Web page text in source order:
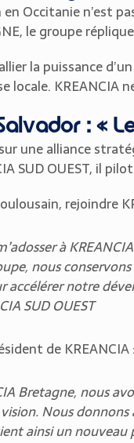
Occitanie n’est
le groupe
la puissance
locale.
: «
une alliance
SUD OUEST, il
rejoindre
à
nous
accélérer notre
SUD OUEST
de KREANCIA:
Bretagne, nous
Nous donnons
ainsi un